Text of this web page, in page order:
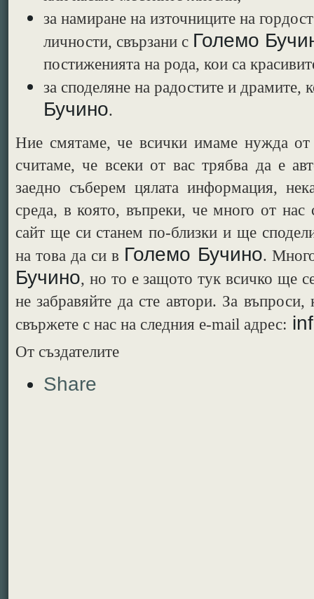
за намиране на източниците на
личности, свързани с Големо
постиженията на рода, кои са
за споделяне на радостите и драмите,
Бучино.
Ние смятаме, че всички имаме нужда
считаме, че всеки от вас трябва да е
заедно съберем цялата информация,
среда, в която, въпреки, че много от нас
сайт ще си станем по-близки и ще
на това да си в Големо Бучино.
Бучино, но то е защото тук всичко ще
не забравяйте да сте автори. За въпроси,
свържете с нас на следния e-mail адрес:
Oт създателите
Share